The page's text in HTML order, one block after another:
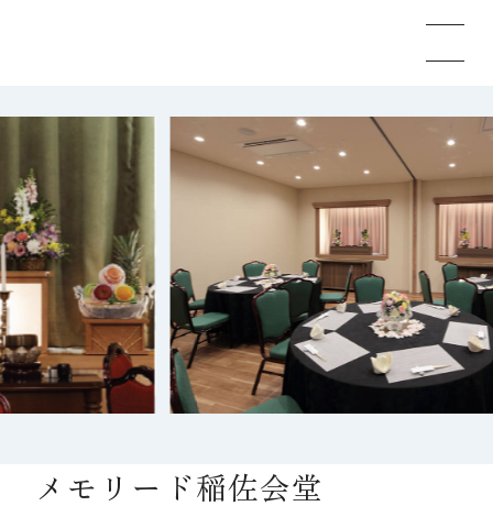
メモリードのお葬式について
葬儀の流れ
事例
施設案内
お知らせ
メモリード稲佐会堂